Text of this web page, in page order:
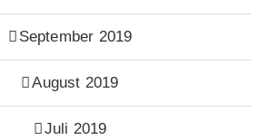
September 2019
August 2019
Juli 2019